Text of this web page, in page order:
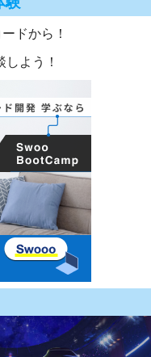
ドから！
よう！